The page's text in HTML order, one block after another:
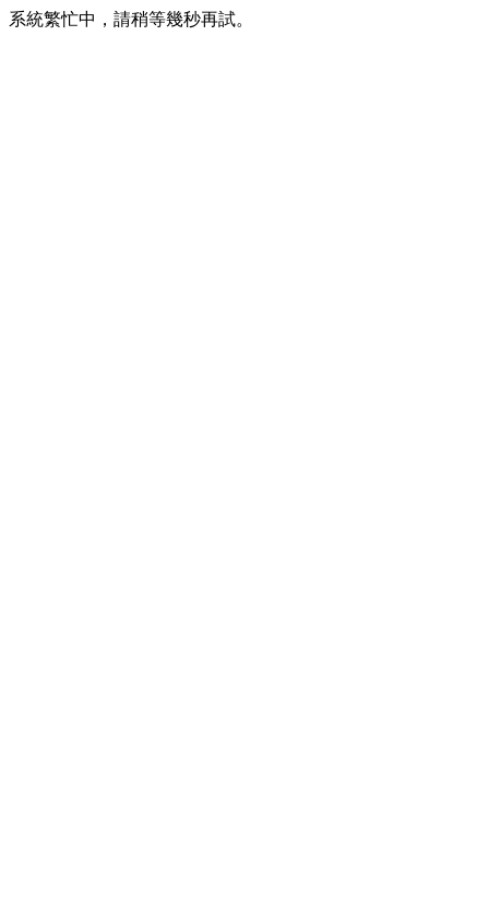
系統繁忙中，請稍等幾秒再試。